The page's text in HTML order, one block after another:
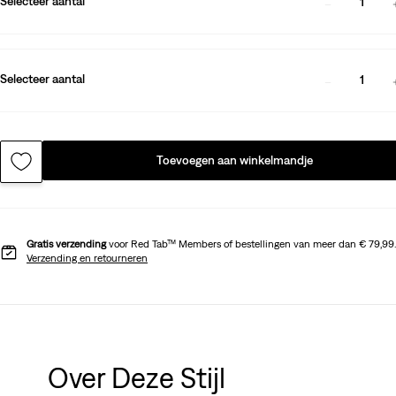
Selecteer aantal 1
Toevoegen aan winkelmandje
Gratis verzendingvoor Red Tab™ Members of bestellingen van meer dan € 79,99.
Verzending en retourneren
Over Deze Stijl